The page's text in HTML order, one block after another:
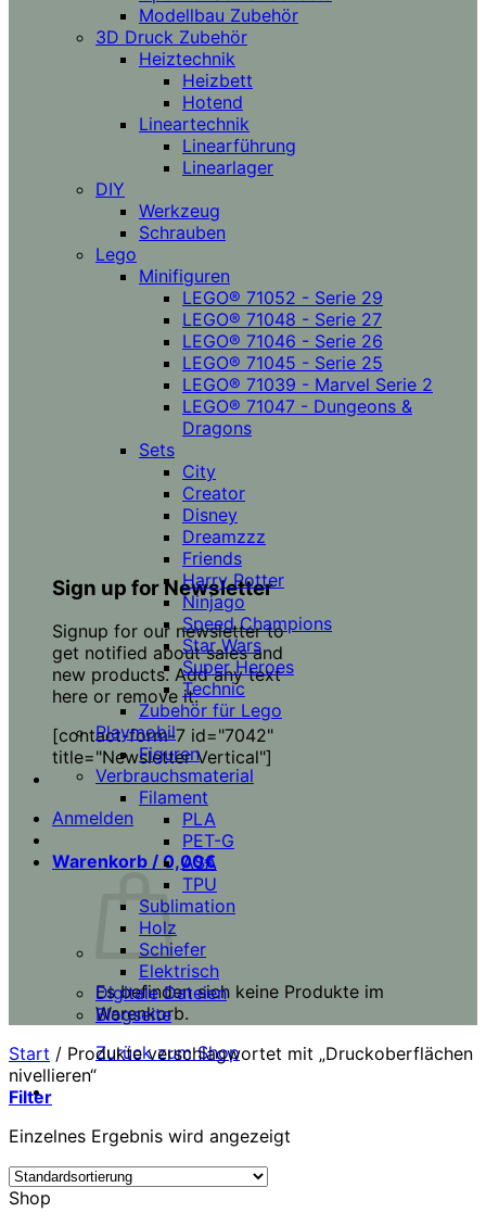
Sign up for Newsletter
Signup for our newsletter to
get notified about sales and
new products. Add any text
here or remove it.
[contact-form-7 id="7042"
title="Newsletter Vertical"]
Anmelden
Warenkorb / 0,00€
Es befinden sich keine Produkte im
Warenkorb.
Zurück zum Shop
Modellbau Zubehör
3D Druck Zubehör
Heiztechnik
Heizbett
Hotend
Lineartechnik
Linearführung
Linearlager
DIY
Werkzeug
Schrauben
Lego
Minifiguren
LEGO® 71052 - Serie 29
LEGO® 71048 - Serie 27
LEGO® 71046 - Serie 26
LEGO® 71045 - Serie 25
LEGO® 71039 - Marvel Serie 2
LEGO® 71047 - Dungeons &
Dragons
Sets
City
Creator
Disney
Dreamzzz
Friends
Harry Potter
Ninjago
Speed Champions
Star Wars
Super Heroes
Technic
Zubehör für Lego
Playmobil
Figuren
Verbrauchsmaterial
Filament
PLA
PET-G
ASA
TPU
Sublimation
Holz
Schiefer
Elektrisch
Digitale Dateien
Blogseite
Start / Produkte verschlagwortet mit „Druckoberflächen
nivellieren“
Filter
Einzelnes Ergebnis wird angezeigt
Shop